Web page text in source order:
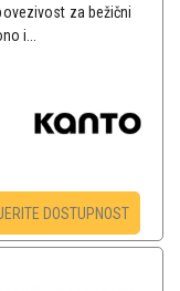
za bežični
i...
DOSTUPNOST